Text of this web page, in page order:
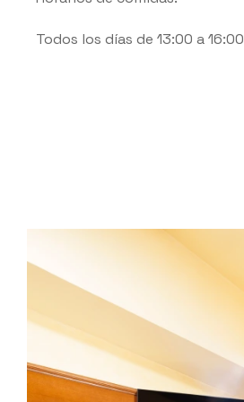
Todos los días de 13:00 a 16:00